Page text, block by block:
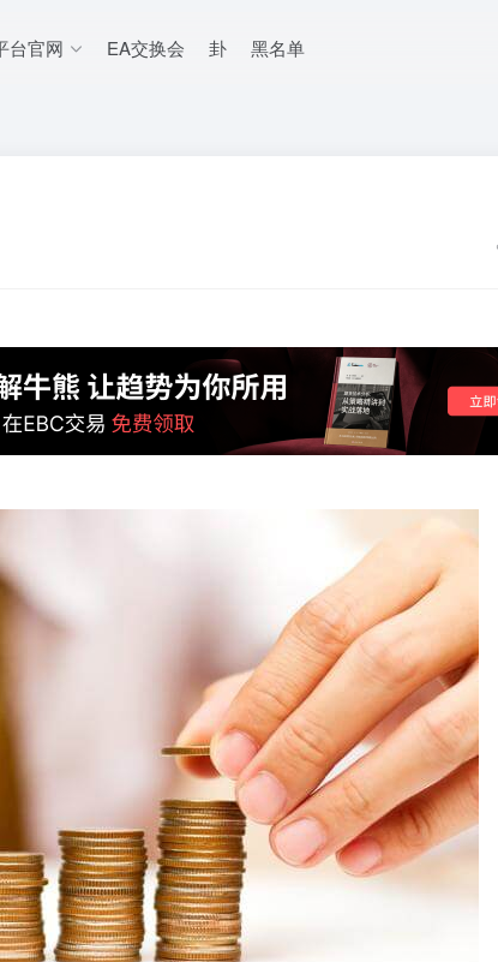
台官网 EA交换会 卦 黑名单